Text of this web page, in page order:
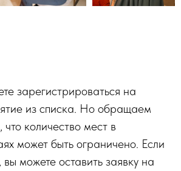
зарегистрироваться на
из списка. Но обращаем
количество мест в
может быть ограничено. Если
вы можете оставить заявку на